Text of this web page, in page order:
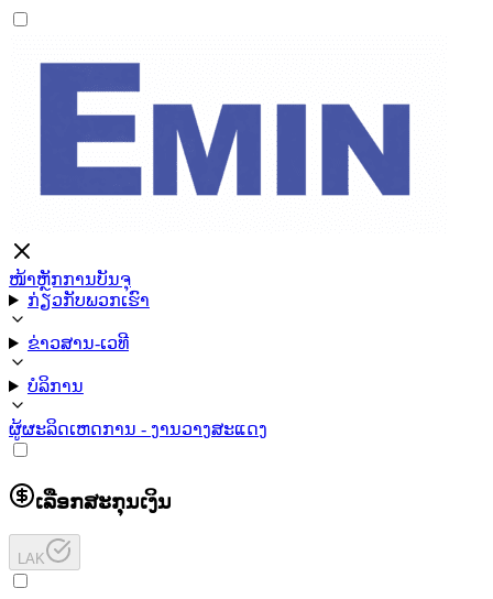
ໜ້າຫຼັກການບັນຈຸ
ກ່ຽວກັບພວກເຮົາ
ຂ່າວສານ-ເວທີ
ບໍລິການ
ຜູ້ຜະລິດເຫດການ - ງານວາງສະແດງ
ເລືອກສະກຸນເງິນ
LAK